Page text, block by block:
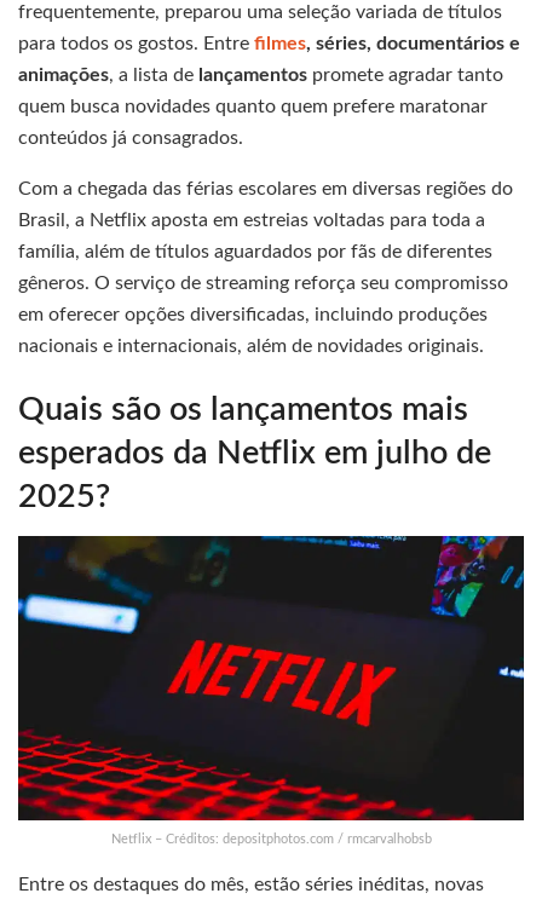
frequentemente, preparou uma seleção variada de títulos
para todos os gostos. Entre filmes, séries, documentários e
animações, a lista de lançamentos promete agradar tanto
quem busca novidades quanto quem prefere maratonar
conteúdos já consagrados.
Com a chegada das férias escolares em diversas regiões do
Brasil, a Netflix aposta em estreias voltadas para toda a
família, além de títulos aguardados por fãs de diferentes
gêneros. O serviço de streaming reforça seu compromisso
em oferecer opções diversificadas, incluindo produções
nacionais e internacionais, além de novidades originais.
Quais são os lançamentos mais
esperados da Netflix em julho de
2025?
Netflix – Créditos: depositphotos.com / rmcarvalhobsb
Entre os destaques do mês, estão séries inéditas, novas